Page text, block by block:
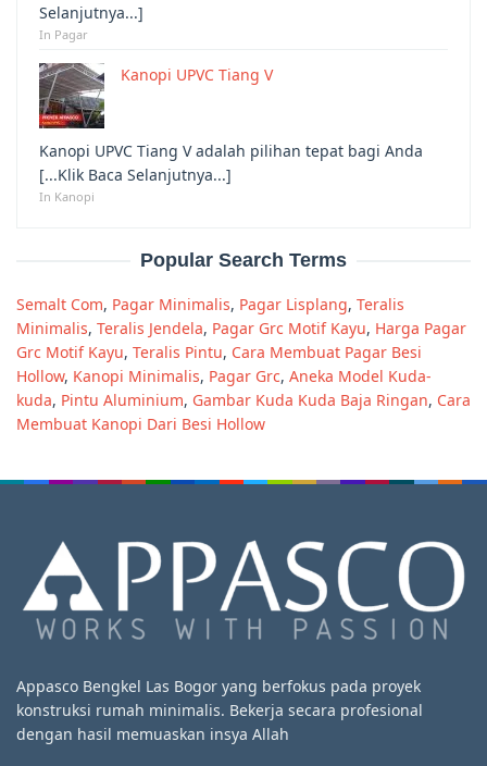
Selanjutnya...]
In Pagar
Kanopi UPVC Tiang V
Kanopi UPVC Tiang V adalah pilihan tepat bagi Anda
[...Klik Baca Selanjutnya...]
In Kanopi
Popular Search Terms
Semalt Com, Pagar Minimalis, Pagar Lisplang, Teralis
Minimalis, Teralis Jendela, Pagar Grc Motif Kayu, Harga Pagar
Grc Motif Kayu, Teralis Pintu, Cara Membuat Pagar Besi
Hollow, Kanopi Minimalis, Pagar Grc, Aneka Model Kuda-
kuda, Pintu Aluminium, Gambar Kuda Kuda Baja Ringan, Cara
Membuat Kanopi Dari Besi Hollow
Appasco Bengkel Las Bogor yang berfokus pada proyek
konstruksi rumah minimalis. Bekerja secara profesional
dengan hasil memuaskan insya Allah